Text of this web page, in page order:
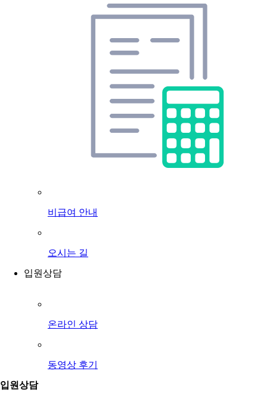
비급여 안내
오시는 길
입원상담
온라인 상담
동영상 후기
입원상담